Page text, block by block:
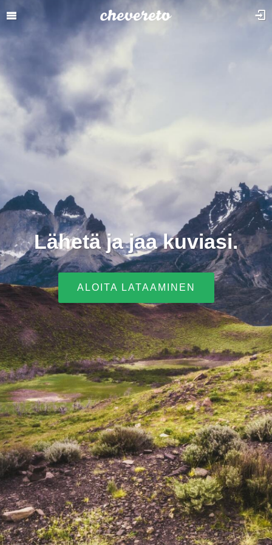
Lähetä ja jaa kuviasi.
ALOITA LATAAMINEN